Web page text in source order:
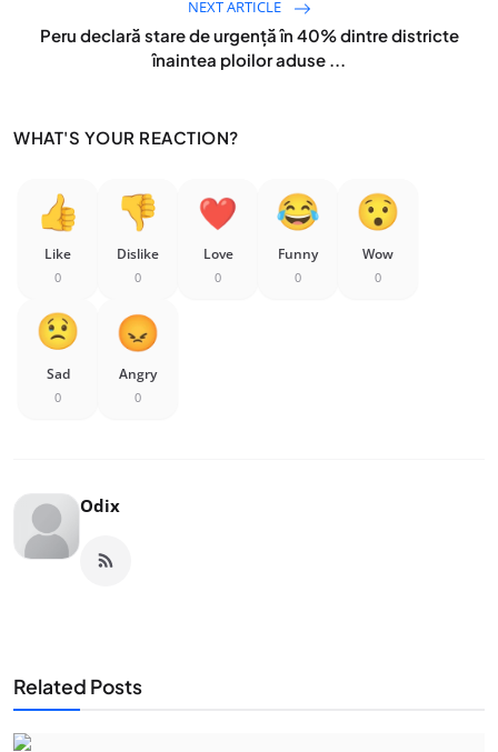
NEXT ARTICLE
Peru declară stare de urgenţă în 40% dintre districte
înaintea ploilor aduse ...
WHAT'S YOUR REACTION?
Like
0
Dislike
0
Love
0
Funny
0
Wow
0
Sad
0
Angry
0
Odix
Related Posts